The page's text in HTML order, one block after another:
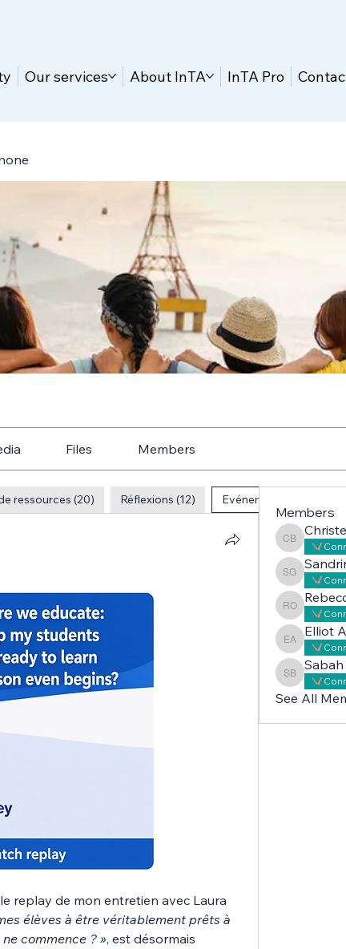
Our services About InTA InTA Pro
Files Members
ressources (20) Réflexions (12) Evénements InTA (8)
replay de mon entretien avec Laura
élèves à être véritablement prêts à
commence ? », est désormais
Members
Christelle
Sandrine
Rebecca
Elliot
Elliot
Sabah Al
See All